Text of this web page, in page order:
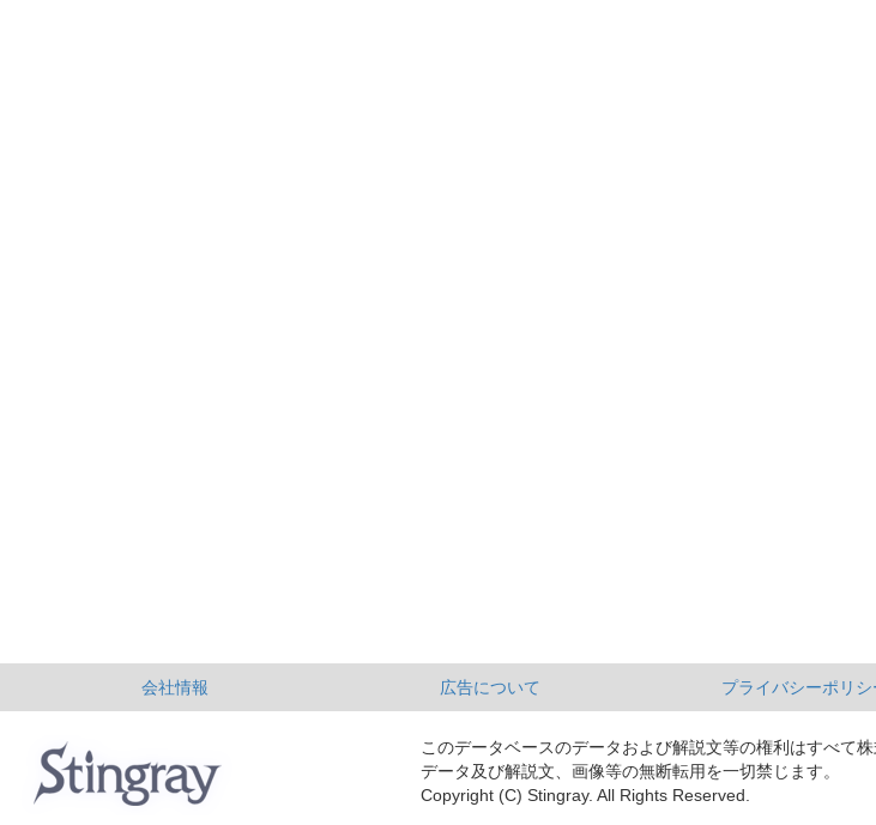
会社情報 広告について プライバシーポリシ
このデータベースのデータおよび解説文等の権利はすべて
データ及び解説文、画像等の無断転用を一切禁じます。
Copyright (C) Stingray. All Rights Reserved.